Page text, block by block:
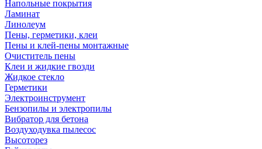
Напольные покрытия
Ламинат
Линолеум
Пены, герметики, клеи
Пены и клей-пены монтажные
Очиститель пены
Клеи и жидкие гвозди
Жидкое стекло
Герметики
Электроинструмент
Бензопилы и электропилы
Вибратор для бетона
Воздуходувка пылесос
Высоторез